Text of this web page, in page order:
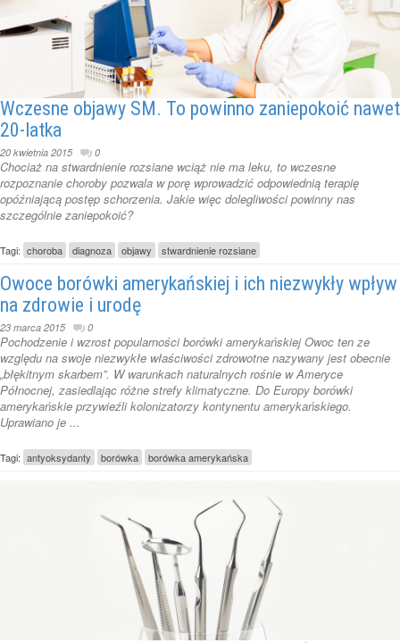
Wczesne objawy SM. To powinno zaniepokoić nawet
20-latka
20 kwietnia 2015 0
Chociaż na stwardnienie rozsiane wciąż nie ma leku, to wczesne
rozpoznanie choroby pozwala w porę wprowadzić odpowiednią terapię
opóźniającą postęp schorzenia. Jakie więc dolegliwości powinny nas
szczególnie zaniepokoić?
Tagi: choroba diagnoza objawy stwardnienie rozsiane
Owoce borówki amerykańskiej i ich niezwykły wpływ
na zdrowie i urodę
23 marca 2015 0
Pochodzenie i wzrost popularności borówki amerykańskiej Owoc ten ze
względu na swoje niezwykłe właściwości zdrowotne nazywany jest obecnie
„błękitnym skarbem”. W warunkach naturalnych rośnie w Ameryce
Północnej, zasiedlając różne strefy klimatyczne. Do Europy borówki
amerykańskie przywieźli kolonizatorzy kontynentu amerykańskiego.
Uprawiano je ...
Tagi: antyoksydanty borówka borówka amerykańska